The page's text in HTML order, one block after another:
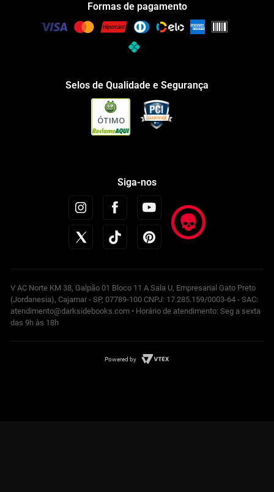
Formas de pagamento
Selos de Qualidade e Segurança
ÓTIMO
Siga-nos
V AC Norte KM 38, Galpão 01 Bloco 11 A Sala U, Empresarial Gato Preto
(Jordanesia), Cajamar - SP, 07789-100 CNPJ: 17.285.159/0003-64 - SAC:
atendimento@darksidebooks.com • Horário de atendimento: Seg a sexta
das 9h às 18h
Powered by